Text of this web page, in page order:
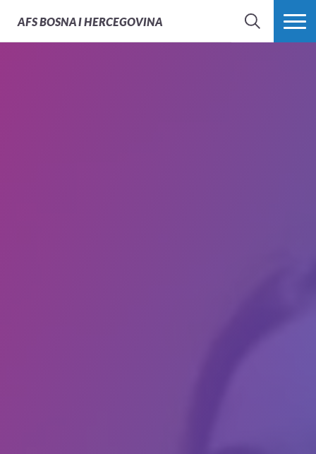
AFSBOSNA I HERCEGOVINA
PRETRAŽI PROŠIRI